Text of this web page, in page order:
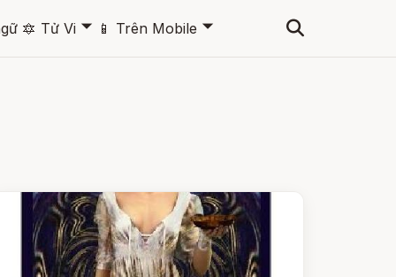
🔯 Tử Vi 🞃 📱 Trên Mobile 🞃